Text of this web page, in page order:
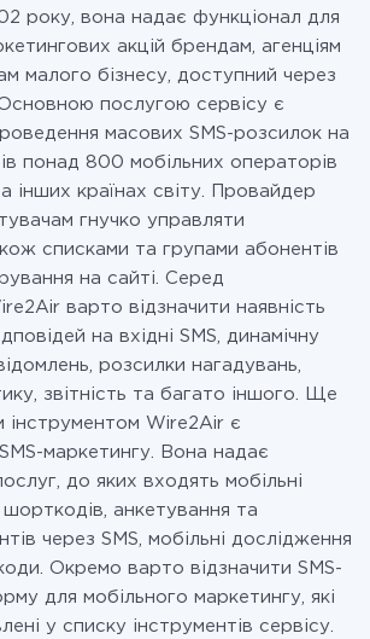
року, вона надає функціонал для
акцій брендам, агенціям
малого бізнесу, доступний через
послугою сервісу є
масових SMS-розсилок на
понад 800 мобільних операторів
інших країнах світу. Провайдер
гнучко управляти
списками та групами абонентів
на сайті. Серед
варто відзначити наявність
на вхідні SMS, динамічну
розсилки нагадувань,
звітність та багато іншого. Ще
Wire2Air є
маркетингу. Вона надає
до яких входять мобільні
анкетування та
через SMS, мобільні дослідження
Окремо варто відзначити SMS-
для мобільного маркетингу, які
у списку інструментів сервісу.